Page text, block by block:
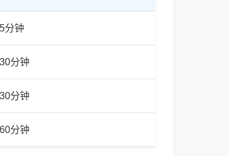
分钟
分钟
分钟
分钟